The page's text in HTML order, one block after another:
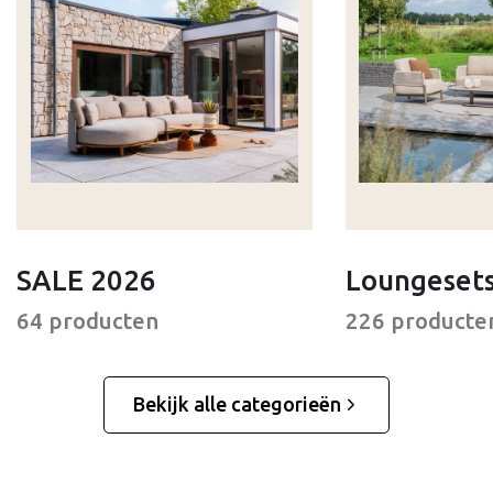
SALE 2026
64 producten 226
Bekijk alle categorieën